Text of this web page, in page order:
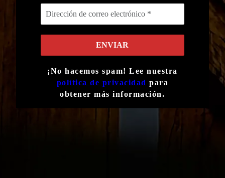
¡No hacemos spam! Lee nuestra
política de privacidad para
obtener más información.